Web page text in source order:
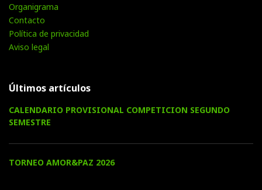
Organigrama
Contacto
Política de privacidad
Aviso legal
Últimos artículos
CALENDARIO PROVISIONAL COMPETICION SEGUNDO
SEMESTRE
TORNEO AMOR&PAZ 2026